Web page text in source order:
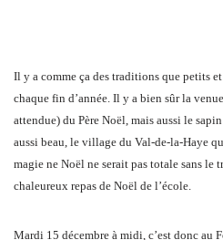
Il y a comme ça des traditions que petits
chaque fin d’année. Il y a bien sûr la
attendue) du Père Noël, mais aussi le
aussi beau, le village du Val-de-la-Haye
magie ne Noël ne serait pas totale sans
chaleureux repas de Noël de l’école.
Mardi 15 décembre à midi, c’est donc au